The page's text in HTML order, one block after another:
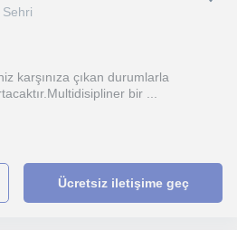
karşınıza çıkan durumlarla
bir ...
Ücretsiz iletişime geç